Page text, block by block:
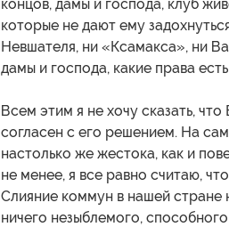
концов, дамы и господа, клуб
которые не дают ему
Невшателя, ни «Ксамакса», ни
дамы и господа, какие права
Всем этим я не хочу сказать,
согласен с его решением. На
настолько же жестока, как и
не менее, я все равно считаю,
Слияние коммун в нашей стране
ничего незыблемого,